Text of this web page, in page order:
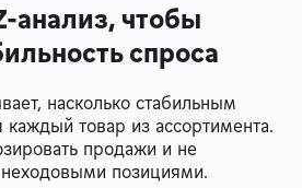
анализ, чтобы
спроса
насколько стабильным
каждый товар из ассортимента.
продажи и не
неходовыми позициями.